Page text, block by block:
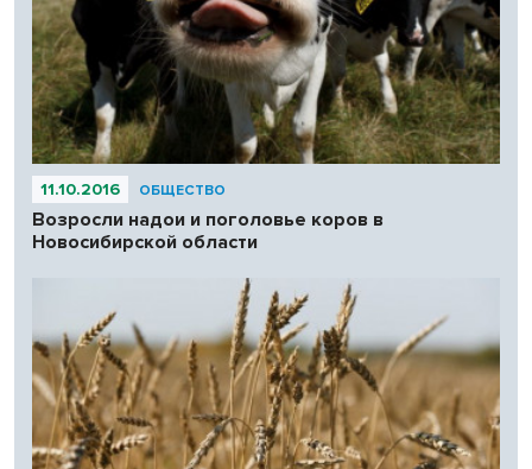
11.10.2016 ОБЩЕСТВО
Возросли надои и поголовье коров в
Новосибирской области